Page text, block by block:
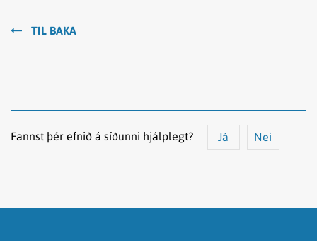
TIL BAKA
Fannst þér efnið á síðunni hjálplegt? Já Nei